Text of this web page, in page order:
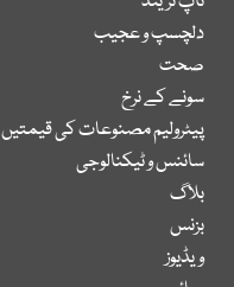
دلچسپ و عجیب
صحت
سونے کے نرخ
پیٹرولیم مصنوعات کی قیمتیں
سائنس و ٹیکنالوجی
بلاگ
بزنس
ویڈیوز